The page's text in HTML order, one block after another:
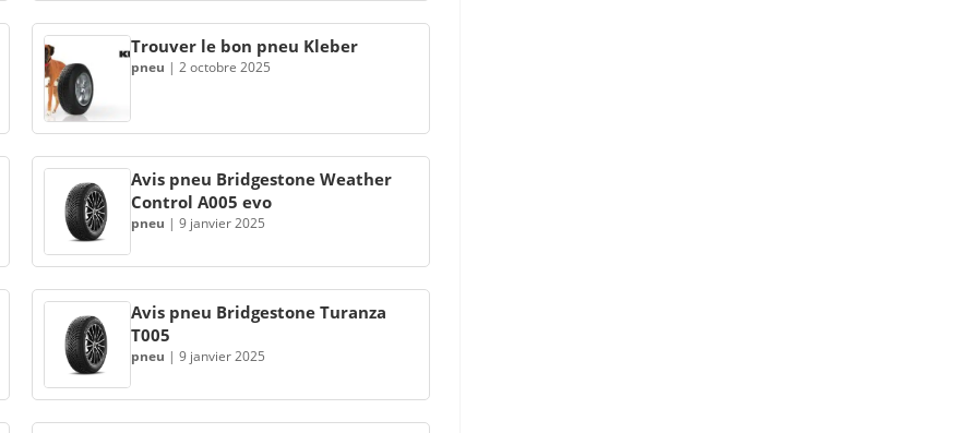
Trouver le bon pneu Kleber
pneu | 2 octobre 2025
Avis pneu Bridgestone Weather
Control A005 evo
pneu | 9 janvier 2025
Avis pneu Bridgestone Turanza
T005
pneu | 9 janvier 2025